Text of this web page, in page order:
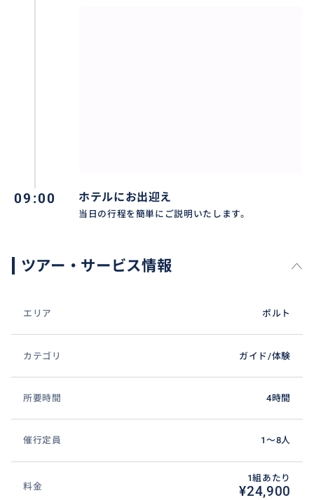
09:00 ホテルにお出迎え
当日の行程を簡単にご説明いたします。
ツアー・サービス情報
エリア ポルト
カテゴリ ガイド/体験
所要時間 4時間
催行定員 1〜8人
料金
1組あたり
¥24,900